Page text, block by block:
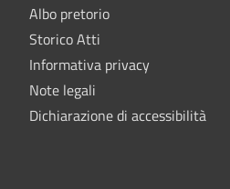
Albo pretorio
Storico Atti
Informativa privacy
Note legali
Dichiarazione di accessibilità